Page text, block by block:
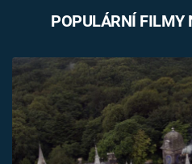
POPULÁRNÍ FILMY